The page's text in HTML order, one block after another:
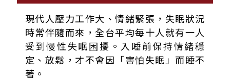
現代人壓力工作大、情緒緊張，失眠狀況
時常伴隨而來，全台平均每十人就有一人
受到慢性失眠困擾。入睡前保持情緒穩
定、放鬆，才不會因「害怕失眠」而睡不
著。